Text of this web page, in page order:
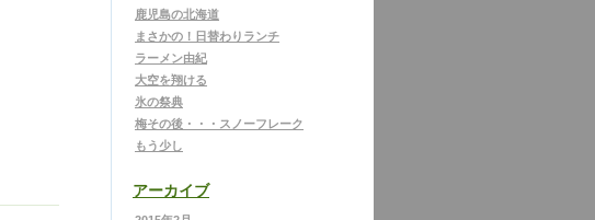
鹿児島の北海道
まさかの！日替わりランチ
ラーメン由紀
大空を翔ける
氷の祭典
梅その後・・・スノーフレーク
もう少し
アーカイブ